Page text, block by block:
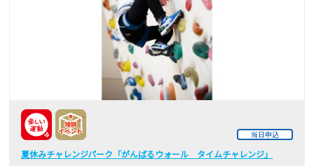
当日申込
夏休みチャレンジパーク「がんばるウォール タイムチャレンジ」